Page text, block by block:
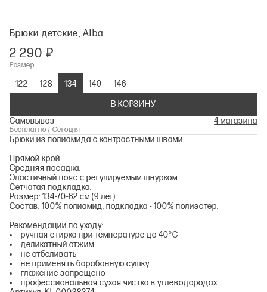
Брюки детские, Alba
2 290 ₽
Размер:
122 128 134 140
146
В КОРЗИНУ
Самовывоз
4 магазина
Бесплатно / Сегодня
Брюки из полиамида с контрастными швами.
Прямой крой.
Средняя посадка.
Эластичный пояс с регулируемым шнурком.
Сетчатая подкладка.
Размер: 134-70-62 см (9 лет).
Состав: 100% полиамид; подкладка - 100% полиэстер.
Рекомендации по уходу:
ручная стирка при температуре до 40°С
деликатный отжим
не отбеливать
не применять барабанную сушку
глажение запрещено
профессиональная сухая чистка в углеводородах